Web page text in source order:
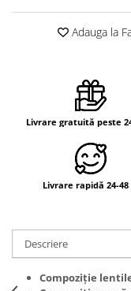
Adauga la
Livrare gratuită peste
Livrare rapidă 24-48
Descriere
Compoziție